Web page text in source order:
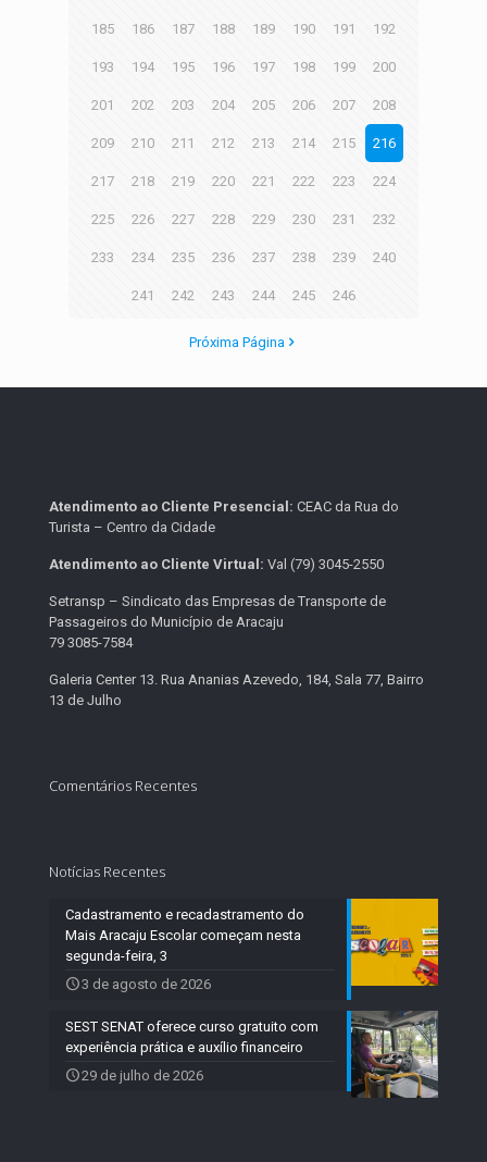
185 186 187 188 189 190 191 192
193 194 195 196 197 198 199 200
201 202 203 204 205 206 207 208
209 210 211 212 213 214 215 216
217 218 219 220 221 222 223 224
225 226 227 228 229 230 231 232
233 234 235 236 237 238 239 240
241 242 243 244 245 246
Próxima Página
Atendimento ao Cliente Presencial: CEAC da Rua do
Turista – Centro da Cidade
Atendimento ao Cliente Virtual: Val (79) 3045-2550
Setransp – Sindicato das Empresas de Transporte de
Passageiros do Município de Aracaju
79 3085-7584
Galeria Center 13. Rua Ananias Azevedo, 184, Sala 77, Bairro
13 de Julho
Comentários Recentes
Notícias Recentes
Cadastramento e recadastramento do
Mais Aracaju Escolar começam nesta
segunda-feira, 3
3 de agosto de 2026
SEST SENAT oferece curso gratuito com
experiência prática e auxílio financeiro
29 de julho de 2026